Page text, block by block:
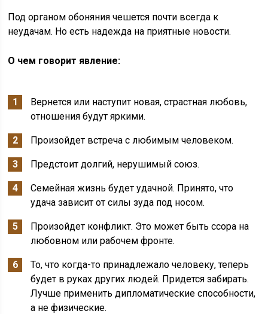
Под органом обоняния чешется почти всегда к
неудачам. Но есть надежда на приятные новости.
О чем говорит явление:
Вернется или наступит новая, страстная любовь,
отношения будут яркими.
Произойдет встреча с любимым человеком.
Предстоит долгий, нерушимый союз.
Семейная жизнь будет удачной. Принято, что
удача зависит от силы зуда под носом.
Произойдет конфликт. Это может быть ссора на
любовном или рабочем фронте.
То, что когда-то принадлежало человеку, теперь
будет в руках других людей. Придется забирать.
Лучше применить дипломатические способности,
а не физические.